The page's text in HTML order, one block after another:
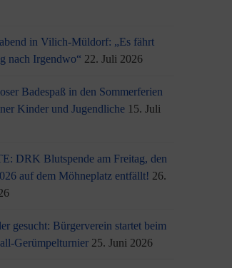
in Vilich-Müldorf: „Es fährt
nach Irgendwo“ 22. Juli 2026
Badespaß in den Sommerferien
Kinder und Jugendliche 15. Juli
DRK Blutspende am Freitag, den
auf dem Möhneplatz entfällt! 26.
gesucht: Bürgerverein startet beim
Gerümpelturnier 25. Juni 2026